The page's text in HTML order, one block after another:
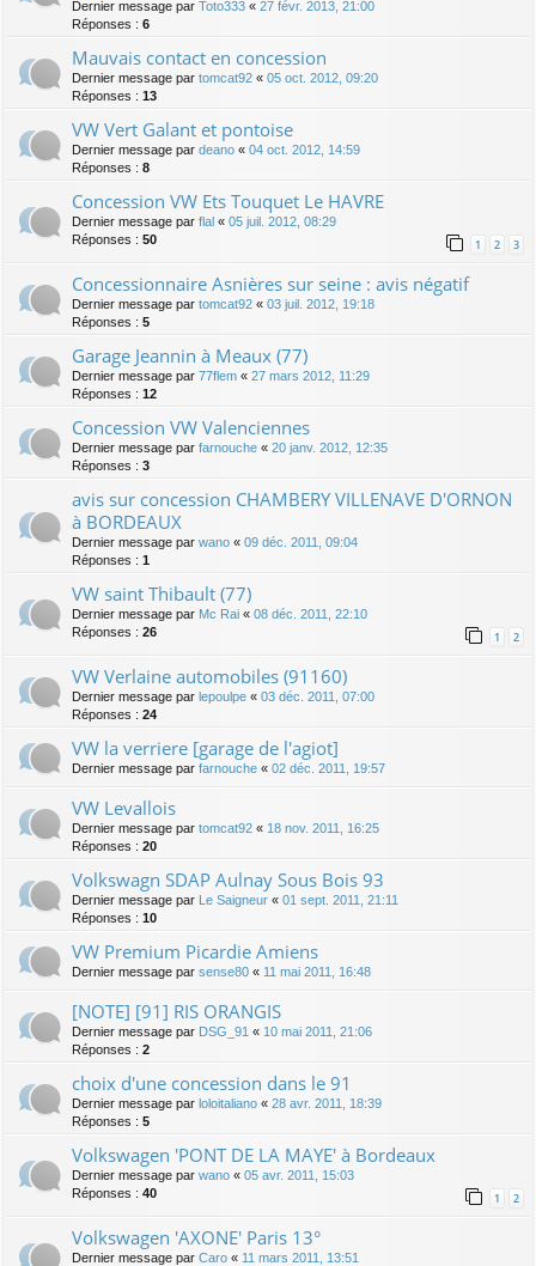
Dernier message par Toto333 « 27 févr. 2013, 21:00
Réponses : 6
Mauvais contact en concession
Dernier message par tomcat92 « 05 oct. 2012, 09:20
Réponses : 13
VW Vert Galant et pontoise
Dernier message par deano « 04 oct. 2012, 14:59
Réponses : 8
Concession VW Ets Touquet Le HAVRE
Dernier message par flal « 05 juil. 2012, 08:29
Réponses : 50 1 2 3
Concessionnaire Asnières sur seine : avis négatif
Dernier message par tomcat92 « 03 juil. 2012, 19:18
Réponses : 5
Garage Jeannin à Meaux (77)
Dernier message par 77flem « 27 mars 2012, 11:29
Réponses : 12
Concession VW Valenciennes
Dernier message par farnouche « 20 janv. 2012, 12:35
Réponses : 3
avis sur concession CHAMBERY VILLENAVE D'ORNON
à BORDEAUX
Dernier message par wano « 09 déc. 2011, 09:04
Réponses : 1
VW saint Thibault (77)
Dernier message par Mc Rai « 08 déc. 2011, 22:10
Réponses : 26 1 2
VW Verlaine automobiles (91160)
Dernier message par lepoulpe « 03 déc. 2011, 07:00
Réponses : 24
VW la verriere [garage de l'agiot]
Dernier message par farnouche « 02 déc. 2011, 19:57
VW Levallois
Dernier message par tomcat92 « 18 nov. 2011, 16:25
Réponses : 20
Volkswagn SDAP Aulnay Sous Bois 93
Dernier message par Le Saigneur « 01 sept. 2011, 21:11
Réponses : 10
VW Premium Picardie Amiens
Dernier message par sense80 « 11 mai 2011, 16:48
[NOTE] [91] RIS ORANGIS
Dernier message par DSG_91 « 10 mai 2011, 21:06
Réponses : 2
choix d'une concession dans le 91
Dernier message par loloitaliano « 28 avr. 2011, 18:39
Réponses : 5
Volkswagen 'PONT DE LA MAYE' à Bordeaux
Dernier message par wano « 05 avr. 2011, 15:03
Réponses : 40 1 2
Volkswagen 'AXONE' Paris 13°
Dernier message par Caro « 11 mars 2011, 13:51